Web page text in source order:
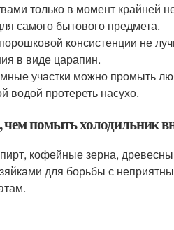
только в момент крайней
самого бытового предмета.
консистенции не
в виде царапин.
участки можно промыть
водой протереть насухо.
помыть холодильник
кофейные зерна,
для борьбы с